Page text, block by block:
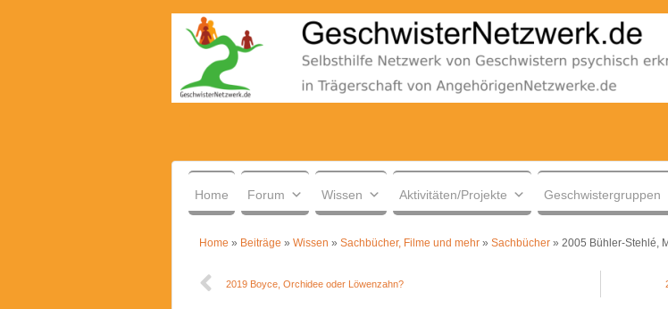
Home Forum Wissen Aktivitäten/Projekte Geschwistergruppen
Home » Beiträge » Wissen » Sachbücher, Filme und mehr » Sachbücher » 2005 Bühler-Stehlé,
2019 Boyce, Orchidee oder Löwenzahn?